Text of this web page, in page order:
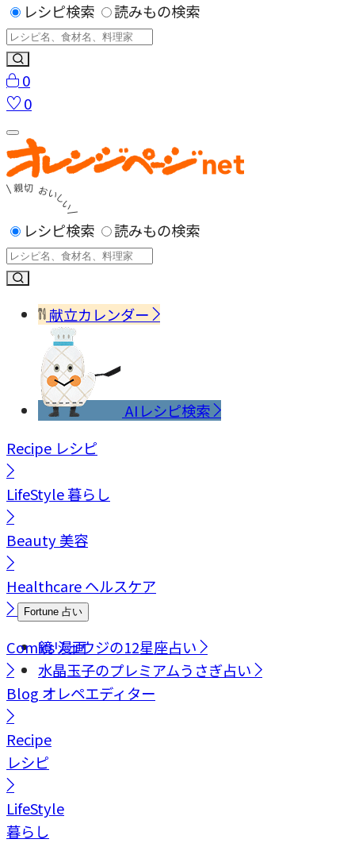
レシピ検索
読みもの検索
0
0
レシピ検索 読みもの検索
献立カレンダー
AIレシピ検索
Recipe レシピ
LifeStyle暮らし
Beauty美容
Healthcareヘルスケア
Fortune 占い
鏡リュウジの12星座占い
水晶玉子のプレミアムうさぎ占い
Comics漫画
Blog オレペエディター
Recipe
レシピ
LifeStyle
暮らし